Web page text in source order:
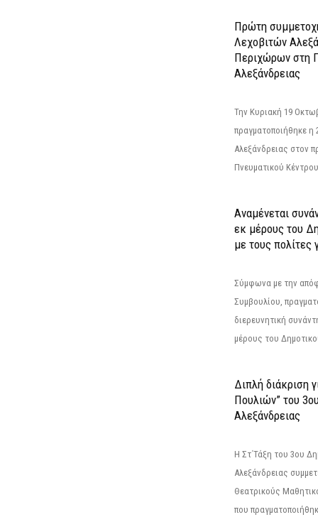
Πρώτη
Λεχοβιτών
Περιχώρων στη
Αλεξάνδρειας
Την Κυριακή 19
πραγματοποιήθηκε η
Αλεξάνδρειας στον
Πνευματικού
Αναμένεται
εκ μέρους του
με τους πολίτες
Σύμφωνα με την
Συμβουλίου,
διερευνητική
μέρους του
Διπλή διάκριση
Πουλιών” του
Αλεξάνδρειας
Η Στ΄Τάξη του 3ου
Αλεξάνδρειας
Θεατρικούς
που